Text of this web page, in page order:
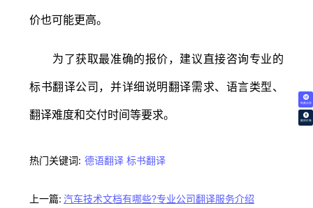
免费试译
翻译价格
价也可能更高。
为了获取最准确的报价，建议直接咨询专业的
标书翻译公司，并详细说明翻译需求、语言类型、
翻译难度和交付时间等要求。
热门关键词: 德语翻译 标书翻译
上一篇: 汽车技术文档有哪些?专业公司翻译服务介绍